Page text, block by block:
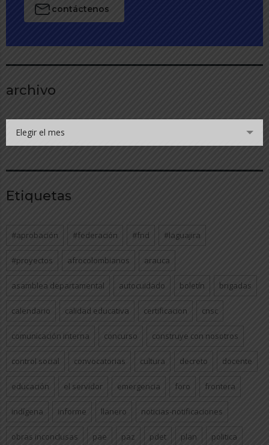
contáctenos
archivo
Elegir el mes
Etiquetas
#aprobación #federación #fnd #laguajira
#proyectos afrocolombianos arauca
asamblea departamental autocuidado boletín brigadas
calendario calidad educativa certificacion cnsc
comunicación interna concurso construye con nosotros
control social convocatorias cultura decreto docente
educación el servidor emergencia foro frontera
indígena informe llanero noticias-notificaciones
obras inconclusas pae paz pdet plan politica